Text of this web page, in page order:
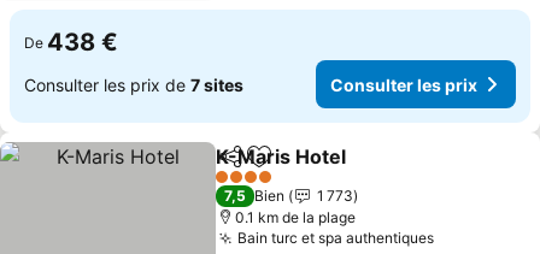
De 438 €
Consulter les prix de 7 sites Consulter les prix
PartagerAjouter à mes favoris
K-Maris Hotel
4 Étoiles
7,5 Bien
1 773
0.1 km de la plage
Bain turc et spa authentiques